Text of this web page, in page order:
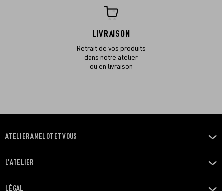
LIVRAISON
Retrait de vos produits
dans notre atelier
ou en livraison
OUVRIR
LE
MENU
ATELIER AMELOT ET VOUS
OUVRIR
LE
MENU
L'ATELIER
LÉGAL